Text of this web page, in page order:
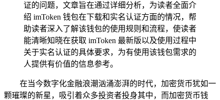
证的问题，文章旨在通过详细分析，为读者全面介
绍 imToken 钱包在下载和实名认证方面的情况，帮
助读者深入了解该钱包的使用规则和流程，使读者
能清晰知晓在获取 imToken 最新版以及使用过程中
关于实名认证的具体要求，为有使用该钱包需求的
人提供有价值的信息参考。
在当今数字化金融浪潮汹涌澎湃的时代，加密货币犹如一
颗璀璨的新星，吸引着众多投资者投身其中，而加密货币钱